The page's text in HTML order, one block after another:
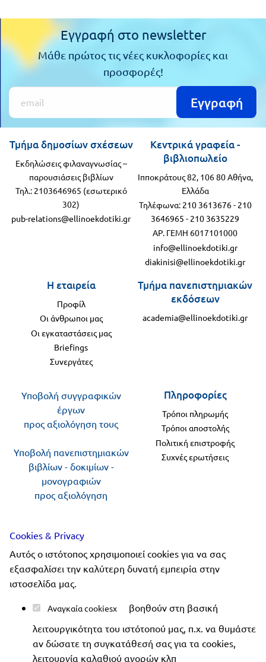
Εγγραφή στο newsletter
Μάθε πρώτος τις νέες κυκλοφορίες και
προσφορές!
Εγγραφή
Κεντρικά γραφεία -
βιβλιοπωλείο
Ιπποκράτους 82, 106 80 Αθήνα,
Ελλάδα
Τηλέφωνα: 210 3613676- 210
3646965 - 210 3635229
ΑΡ. ΓΕΜΗ 6017101000
info@ellinoekdotiki.gr
diakinisi@ellinoekdotiki.gr
Η εταιρεία
Προφίλ
Οι άνθρωποι μας
Οι εγκαταστάσεις μας
Briefings
Συνεργάτες
Τμήμα δημοσίων σχέσεων
Εκδηλώσεις φιλαναγνωσίας –
παρουσιάσεις βιβλίων
Τηλ.: 2103646965 (εσωτερικό
302)
pub-relations@ellinoekdotiki.gr
Τμήμα πανεπιστημιακών
εκδόσεων
academia@ellinoekdotiki.gr
Πληροφορίες
Τρόποι πληρωμής
Τρόποι αποστολής
Πολιτική επιστροφής
Συχνές ερωτήσεις
Υποβολή συγγραφικών
έργων
προς αξιολόγηση τους
Υποβολή πανεπιστημιακών
βιβλίων - δοκιμίων -
μονογραφιών
προς αξιολόγηση
Copyright 2019-2026 ellinoekdotiki.gr - All rights
| Προστασία δεδομένων
Ασφάλεια συναλλαγών
Cookies & Privacy
Αυτός ο ιστότοπος χρησιμοποιεί cookies για να σας
εξασφαλίσει την καλύτερη δυνατή εμπειρία στην
ιστοσελίδα μας.
Αναγκαία cookies
βοηθούν στη βασική
λειτουργικότητα του ιστότοπού μας, π.χ. να θυμάστε
αν δώσατε τη συγκατάθεσή σας για τα cookies,
λειτουργία καλαθιού αγορών κλπ